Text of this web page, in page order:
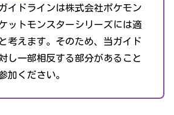
イドラインは株式会社ポケモン
ットモンスターシリーズには適
考えます。そのため、当ガイド
し一部相反する部分があること
加ください。